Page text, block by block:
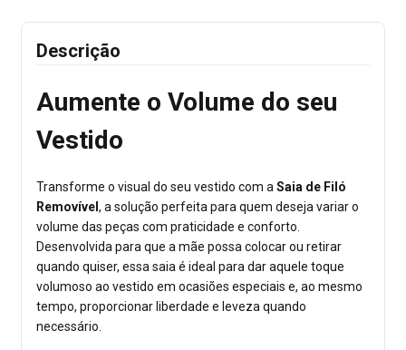
Descrição
Aumente o Volume do seu
Vestido
Transforme o visual do seu vestido com a Saia de Filó
Removível , a solução perfeita para quem deseja variar o
volume das peças com praticidade e conforto.
Desenvolvida para que a mãe possa colocar ou retirar
quando quiser, essa saia é ideal para dar aquele toque
volumoso ao vestido em ocasiões especiais e, ao mesmo
tempo, proporcionar liberdade e leveza quando
necessário.